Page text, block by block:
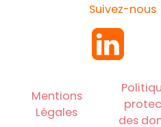
Suivez-nous
Mentions
Légales
des